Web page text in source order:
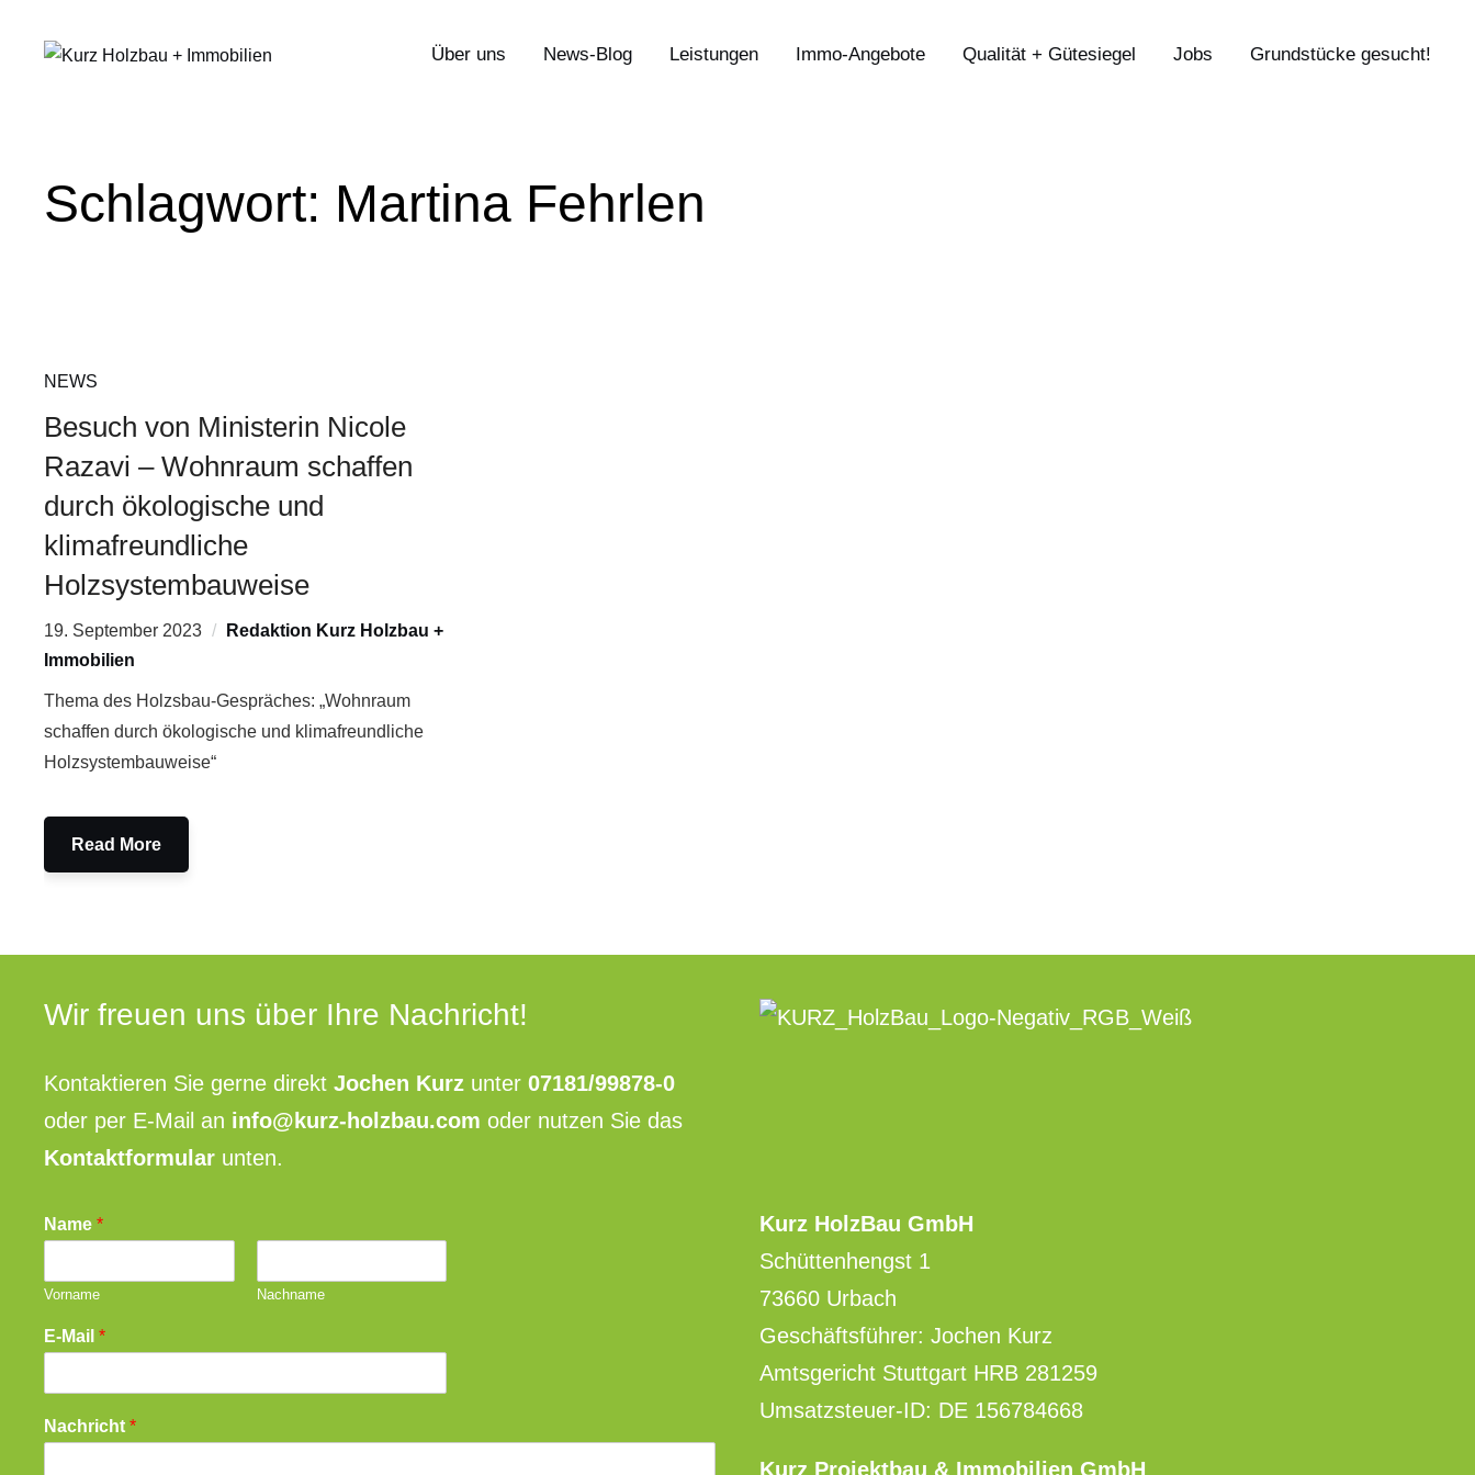
Über uns News-Blog Leistungen Immo-Angebote Qualität + Gütesiegel Jobs Grundstücke gesucht!
Schlagwort: Martina Fehrlen
NEWS
Besuch von Ministerin Nicole
Razavi – Wohnraum schaffen
durch ökologische und
klimafreundliche
Holzsystembauweise
19. September 2023
Redaktion Kurz Holzbau +
Immobilien
Thema des Holzsbau-Gespräches: „Wohnraum
schaffen durch ökologische und klimafreundliche
Holzsystembauweise“
Read More
Wir freuen uns über Ihre Nachricht!
Kontaktieren Sie gerne direktJochen Kurz unter07181/99878-0
oder per E-Mail an info@kurz-holzbau.com oder nutzen Sie das
Kontaktformular unten.
Name*
Vorname Nachname
E-Mail*
Nachricht*
Kurz HolzBau GmbH
Schüttenhengst 1
73660 Urbach
Geschäftsführer: Jochen Kurz
Amtsgericht Stuttgart HRB 281259
Umsatzsteuer-ID: DE 156784668
Kurz Projektbau & Immobilien GmbH